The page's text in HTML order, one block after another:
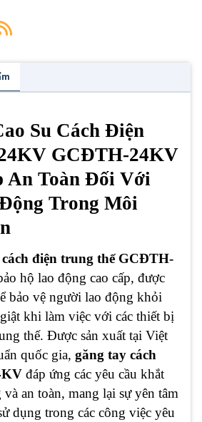
Su Cách Điện
GCĐTH-24KV
An Toàn Đối Với
Trong Môi
cách điện trung thế GCĐTH-
hộ lao động cao cấp, được
bảo vệ người lao động khỏi
khi làm việc với các thiết bị
thế. Được sản xuất tại Việt
quốc gia, găng tay cách
đáp ứng các yêu cầu khắt
an toàn, mang lại sự yên tâm
dụng trong các công việc yêu